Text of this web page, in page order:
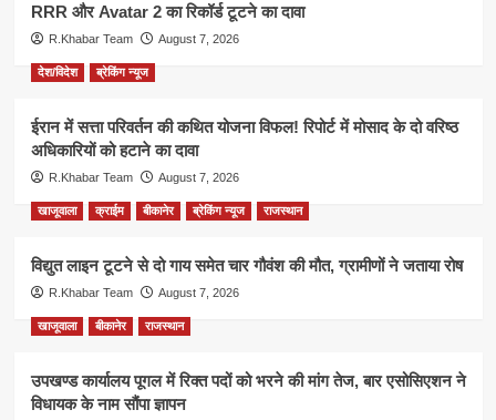
RRR और Avatar 2 का रिकॉर्ड टूटने का दावा
R.Khabar Team August 7, 2026
देश/विदेश ब्रेकिंग न्यूज
ईरान में सत्ता परिवर्तन की कथित योजना विफल! रिपोर्ट में मोसाद के दो वरिष्ठ
अधिकारियों को हटाने का दावा
R.Khabar Team August 7, 2026
खाजूवाला क्राईम बीकानेर ब्रेकिंग न्यूज राजस्थान
विद्युत लाइन टूटने से दो गाय समेत चार गौवंश की मौत, ग्रामीणों ने जताया रोष
R.Khabar Team August 7, 2026
खाजूवाला बीकानेर राजस्थान
उपखण्ड कार्यालय पूगल में रिक्त पदों को भरने की मांग तेज, बार एसोसिएशन ने
विधायक के नाम सौंपा ज्ञापन